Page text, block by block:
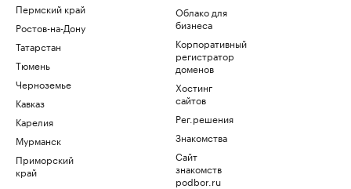
Пермский край
Ростов-на-Дону
Татарстан
Тюмень
Черноземье
Кавказ
Карелия
Мурманск
Приморский
край
Облако для
бизнеса
Корпоративный
регистратор
доменов
Хостинг
сайтов
Рег.решения
Знакомства
Сайт
знакомств
podbor.ru